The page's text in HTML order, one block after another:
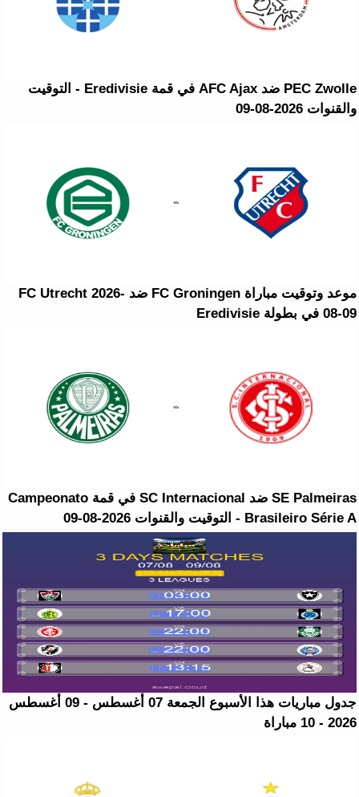
PEC Zwolle ضد AFC Ajax في قمة Eredivisie - التوقيت
والقنوات 2026-08-09
موعد وتوقيت مباراة FC Groningen ضد FC Utrecht 2026-
08-09 في بطولة Eredivisie
SE Palmeiras ضد SC Internacional في قمة Campeonato
Brasileiro Série A - التوقيت والقنوات 2026-08-09
جدول مباريات هذا الأسبوع الجمعة 07 أغسطس - 09 أغسطس
2026 - 10 مباراة